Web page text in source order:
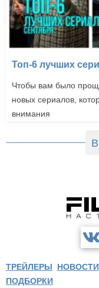
Топ-6 лучших
Чтобы вам было
новых сериалов,
внимания
ТРЕЙЛЕРЫ НОВОСТИ
ПОДБОРКИ